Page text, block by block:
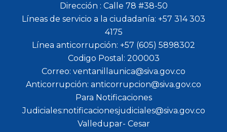
Dirección : Calle 78 #38-50
Líneas de servicio a la ciudadanía: +57 314 303
4175
Línea anticorrupción: +57 (605) 5898302
Codigo Postal: 200003
Correo: ventanillaunica@siva.gov.co
Anticorrupción: anticorrupcion@siva.gov.co
Para Notificaciones
Judiciales:notificacionesjudiciales@siva.gov.co
Valledupar- Cesar